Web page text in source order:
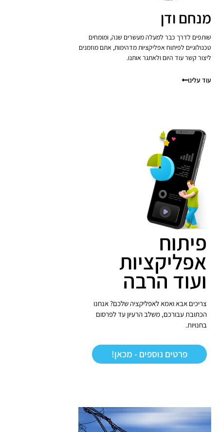
מנחם ודן
שותפים לדרך כבר למעלה מעשרים שנה, ומומחים
טכנולוגיים לפיתוח אפליקציות מדהימות, אתם מוזמנים
ליצור קשר עוד היום ולאתגר אותנו.
עוד עלינו
פיתוח
אפליקציות
ועוד הרבה
צריכים אבא ואמא לאפליקציה שלכם? אנחנו
הכתובת עבורכם, משלב הרעיון עד לפרסום
בחנויות.
פרטים נוספים - מכאן!